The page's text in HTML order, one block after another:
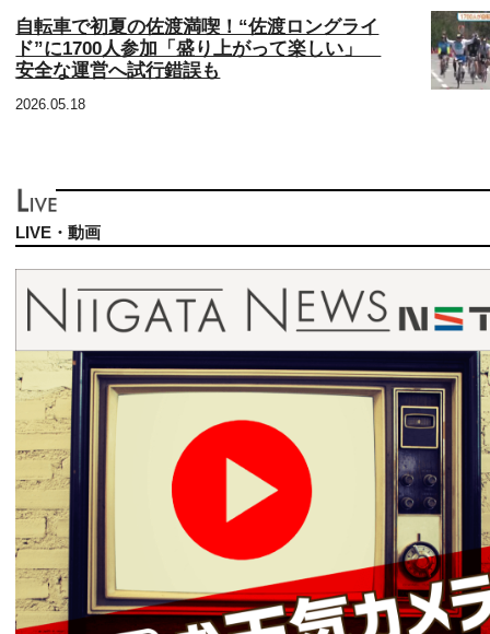
自転車で初夏の佐渡満喫！“佐渡ロングライ
ド”に1700人参加「盛り上がって楽しい」
安全な運営へ試行錯誤も
2026.05.18
LIVE・動画